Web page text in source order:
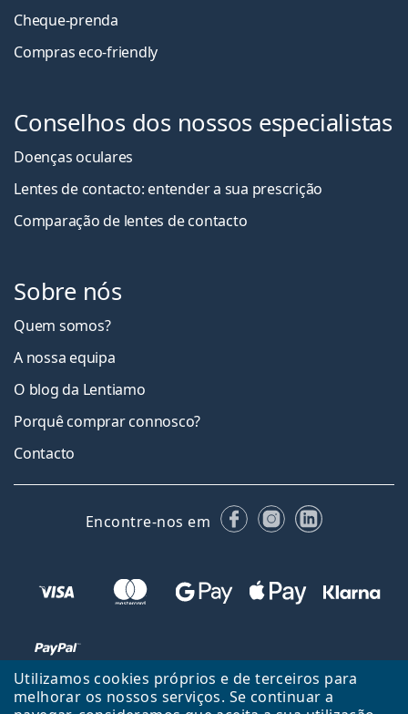
Utilizamos cookies próprios e de terceiros para
melhorar os nossos serviços. Se continuar a
Cheque-prenda
Compras eco-friendly
Conselhos dos nossos especialistas
Doenças oculares
Lentes de contacto: entender a sua prescrição
Comparação de lentes de contacto
Sobre nós
Quem somos?
A nossa equipa
O blog da Lentiamo
Porquê comprar connosco?
Contacto
Encontre-nos em FacebookInstagram
LinkedIn